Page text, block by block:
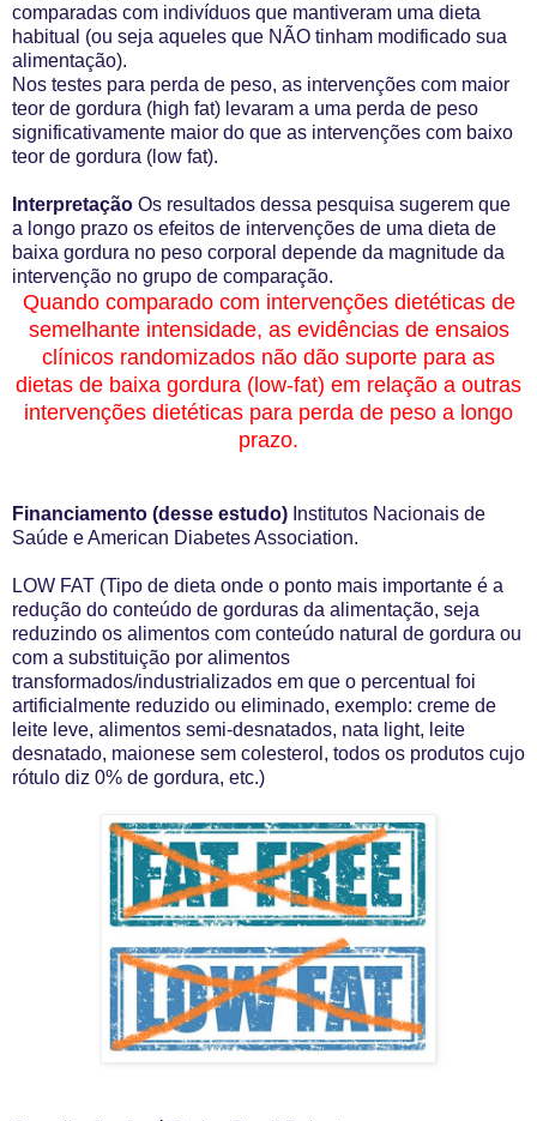
comparadas com indivíduos que mantiveram uma dieta
habitual (ou seja aqueles que NÃO tinham modificado sua
alimentação).
Nos testes para perda de peso, as intervenções com maior
teor de gordura (high fat) levaram a uma perda de peso
significativamente maior do que as intervenções com baixo
teor de gordura (low fat).
Interpretação Os resultados dessa pesquisa sugerem que
a longo prazo os efeitos de intervenções de uma dieta de
baixa gordura no peso corporal depende da magnitude da
intervenção no grupo de comparação.
Quando comparado com intervenções dietéticas de
semelhante intensidade, as evidências de ensaios
clínicos randomizados não dão suporte para as
dietas de baixa gordura (low-fat) em relação a outras
intervenções dietéticas para perda de peso a longo
prazo.
Financiamento (desse estudo) Institutos Nacionais de
Saúde e American Diabetes Association.
LOW FAT (Tipo de dieta onde o ponto mais importante é a
redução do conteúdo de gorduras da alimentação, seja
reduzindo os alimentos com conteúdo natural de gordura ou
com a substituição por alimentos
transformados/industrializados em que o percentual foi
artificialmente reduzido ou eliminado, exemplo: creme de
leite leve, alimentos semi-desnatados, nata light, leite
desnatado, maionese sem colesterol, todos os produtos cujo
rótulo diz 0% de gordura, etc.)